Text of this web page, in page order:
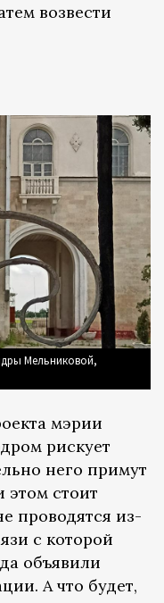
возвести
Мельниковой,
мэрии
рискует
него примут
этом стоит
проводятся из-
с которой
объявили
А что будет,